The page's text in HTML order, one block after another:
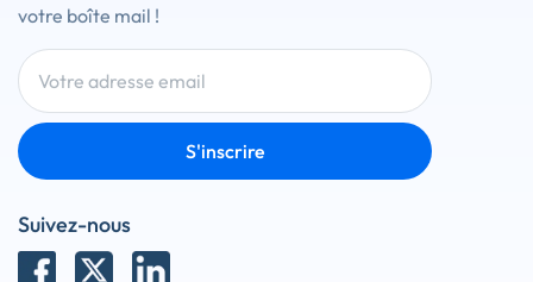
votre boîte mail !
S'inscrire
Suivez-nous